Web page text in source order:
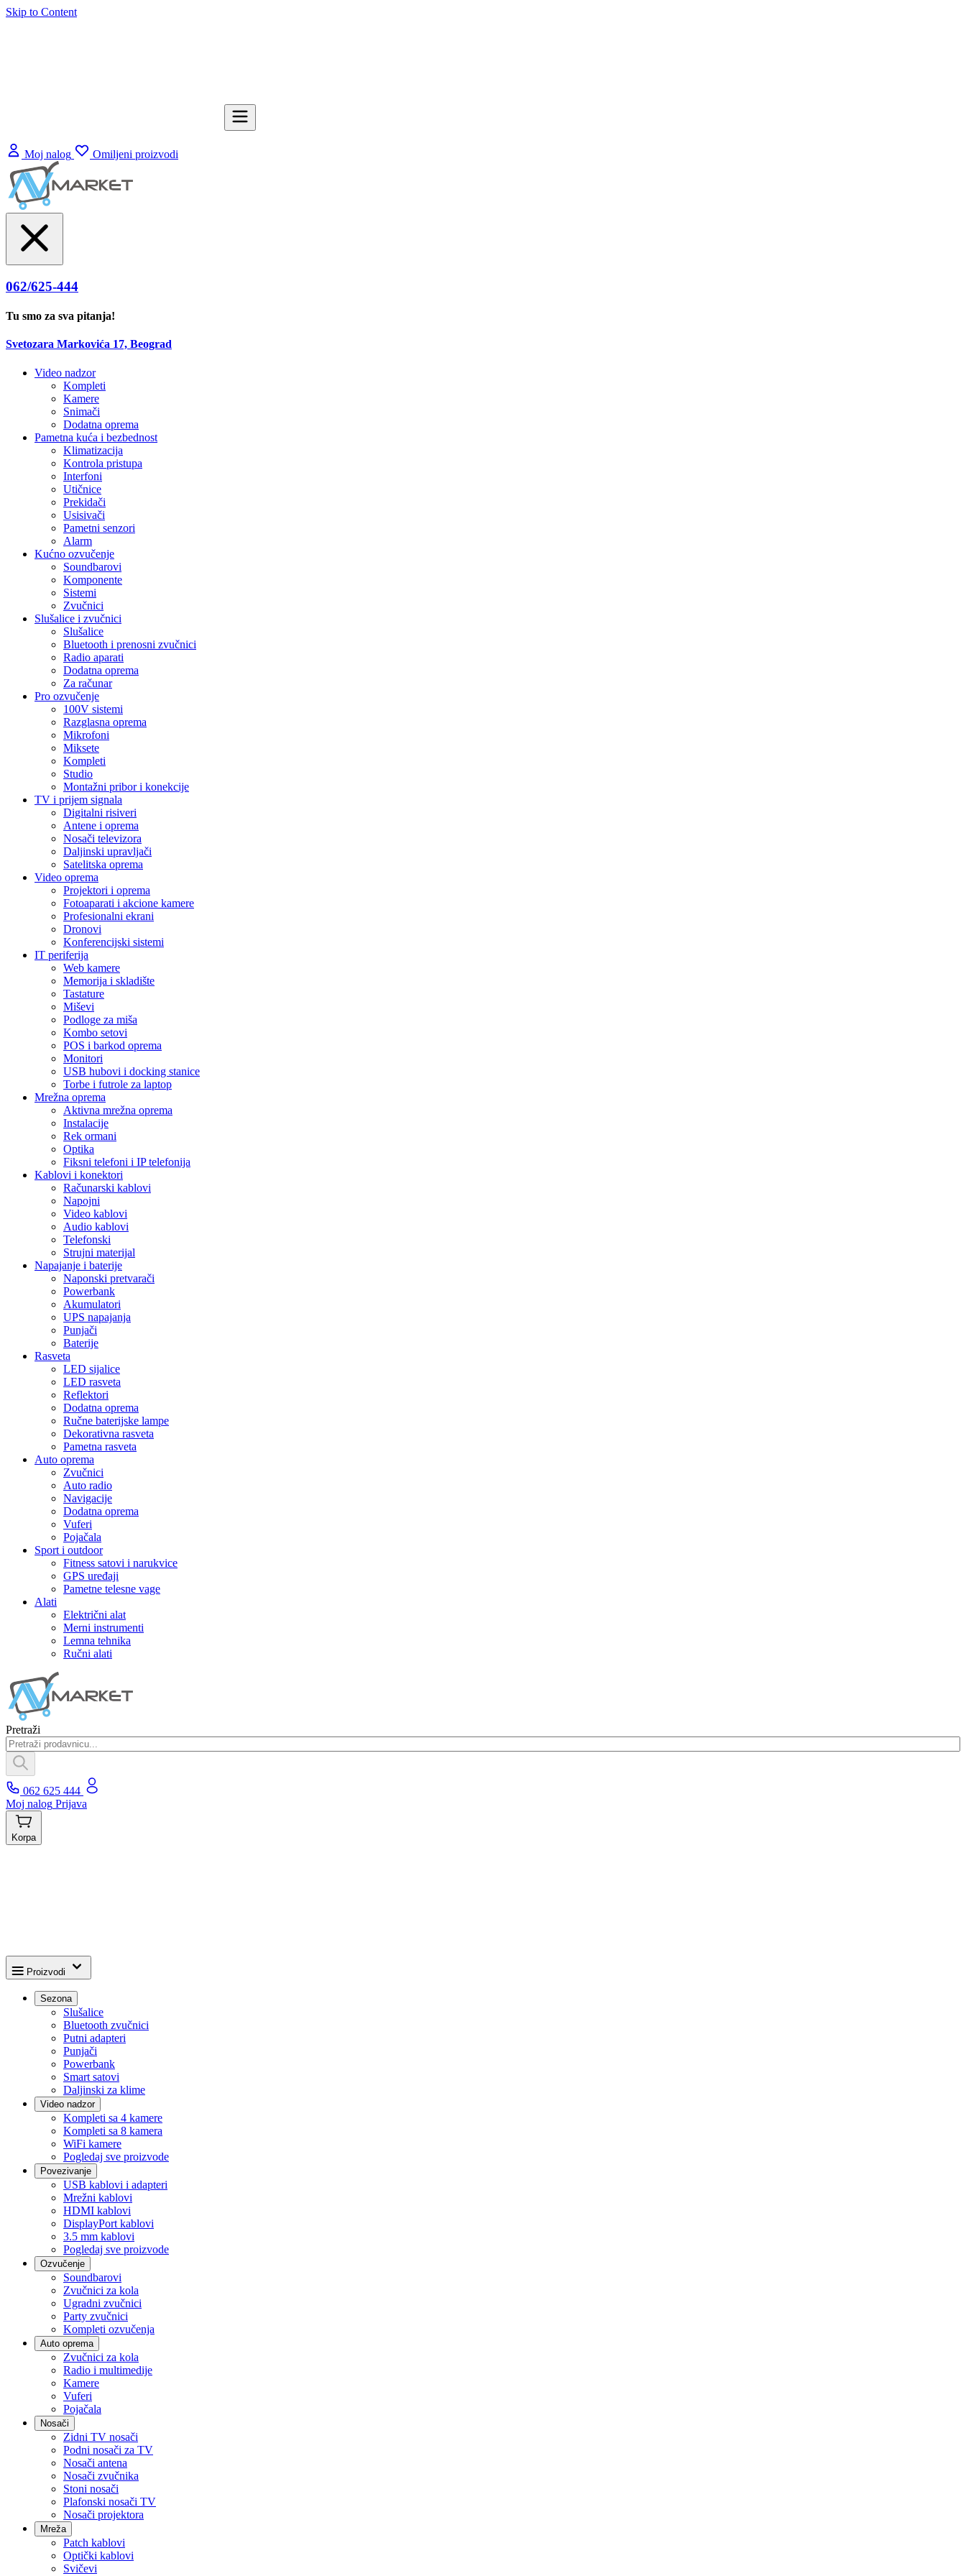
Skip to Content
Moj nalog Omiljeni proizvodi
062/625-444
Tu smo za sva pitanja!
Svetozara Markovića 17, Beograd
Video nadzor
Kompleti
Kamere
Snimači
Dodatna oprema
Pametna kuća i bezbednost
Klimatizacija
Kontrola pristupa
Interfoni
Utičnice
Prekidači
Usisivači
Pametni senzori
Alarm
Kućno ozvučenje
Soundbarovi
Komponente
Sistemi
Zvučnici
Slušalice i zvučnici
Slušalice
Bluetooth i prenosni zvučnici
Radio aparati
Dodatna oprema
Za računar
Pro ozvučenje
100V sistemi
Razglasna oprema
Mikrofoni
Miksete
Kompleti
Studio
Montažni pribor i konekcije
TV i prijem signala
Digitalni risiveri
Antene i oprema
Nosači televizora
Daljinski upravljači
Satelitska oprema
Video oprema
Projektori i oprema
Fotoaparati i akcione kamere
Profesionalni ekrani
Dronovi
Konferencijski sistemi
IT periferija
Web kamere
Memorija i skladište
Tastature
Miševi
Podloge za miša
Kombo setovi
POS i barkod oprema
Monitori
USB hubovi i docking stanice
Torbe i futrole za laptop
Mrežna oprema
Aktivna mrežna oprema
Instalacije
Rek ormani
Optika
Fiksni telefoni i IP telefonija
Kablovi i konektori
Računarski kablovi
Napojni
Video kablovi
Audio kablovi
Telefonski
Strujni materijal
Napajanje i baterije
Naponski pretvarači
Powerbank
Akumulatori
UPS napajanja
Punjači
Baterije
Rasveta
LED sijalice
LED rasveta
Reflektori
Dodatna oprema
Ručne baterijske lampe
Dekorativna rasveta
Pametna rasveta
Auto oprema
Zvučnici
Auto radio
Navigacije
Dodatna oprema
Vuferi
Pojačala
Sport i outdoor
Fitness satovi i narukvice
GPS uređaji
Pametne telesne vage
Alati
Električni alat
Merni instrumenti
Lemna tehnika
Ručni alati
Pretraži
062 625 444
Moj nalog Prijava
Korpa
Proizvodi
Sezona
Slušalice
Bluetooth zvučnici
Putni adapteri
Punjači
Powerbank
Smart satovi
Daljinski za klime
Video nadzor
Kompleti sa 4 kamere
Kompleti sa 8 kamera
WiFi kamere
Pogledaj sve proizvode
Povezivanje
USB kablovi i adapteri
Mrežni kablovi
HDMI kablovi
DisplayPort kablovi
3.5 mm kablovi
Pogledaj sve proizvode
Ozvučenje
Soundbarovi
Zvučnici za kola
Ugradni zvučnici
Party zvučnici
Kompleti ozvučenja
Auto oprema
Zvučnici za kola
Radio i multimedije
Kamere
Vuferi
Pojačala
Nosači
Zidni TV nosači
Podni nosači za TV
Nosači antena
Nosači zvučnika
Stoni nosači
Plafonski nosači TV
Nosači projektora
Mreža
Patch kablovi
Optički kablovi
Svičevi